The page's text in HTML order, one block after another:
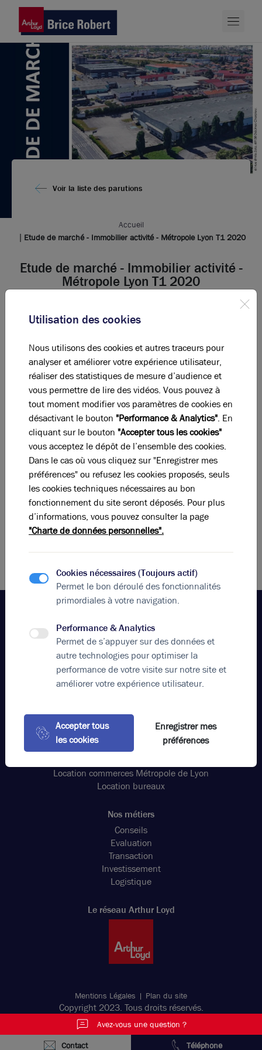
Voir la liste des parutions
Accueil
Etude de marché - Immobilier activité - Métropole Lyon T1 2020
Etude de marché - Immobilier activité -
Métropole Lyon T1 2020
Au 31 mars 2020, le marché des locaux d’activités
comptabilise plus de 77 000 m2 placés et 61
transactions, soit une baisse de 28% en nombre de
deals par rapport au premier trimestre 2019. La
demande placée, quant à elle, reste stable.
Etude de marché - Immobilier
activité - Métropole Lyon T1 2020
Télécharger
Contact Téléphone
Votre agence
Brice Robert Arthur Loyd
contact@bricerobert.com
Location bureaux Grand Est Lyon
Location commerces Métropole de Lyon
Location bureaux
Nos métiers
Conseils
Evaluation
Transaction
Investissement
Logistique
Le réseau Arthur Loyd
Mentions Légales Plan du site
Copyright 2023. Tous droits réservés.
Utilisation des cookies
Nous utilisons des cookies et autres traceurs pour
analyser et améliorer votre expérience utilisateur,
réaliser des statistiques de mesure d’audience et
vous permettre de lire des vidéos. Vous pouvez à
tout moment modifier vos paramètres de cookies en
désactivant le bouton "Performance & Analytics". En
cliquant sur le bouton "Accepter tous les cookies"
vous acceptez le dépôt de l’ensemble des cookies.
Dans le cas où vous cliquez sur "Enregistrer mes
préférences" ou refusez les cookies proposés, seuls
les cookies techniques nécessaires au bon
fonctionnement du site seront déposés. Pour plus
d’informations, vous pouvez consulter la page
"Charte de données personnelles".
Cookies nécessaires (Toujours actif)
Permet le bon déroulé des fonctionnalités
primordiales à votre navigation.
Performance & Analytics
Permet de s’appuyer sur des données et
autre technologies pour optimiser la
performance de votre visite sur notre site et
améliorer votre expérience utilisateur.
Accepter tous
les cookies
Enregistrer mes
préférences
Avez-vous une question ?